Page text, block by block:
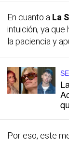
En cuanto a La
intuición, ya
la paciencia y
Por eso, este